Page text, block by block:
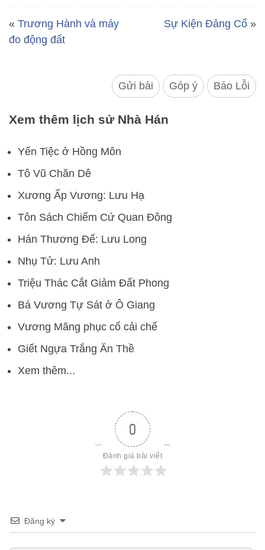
« Trương Hành và máy
đo động đất
Sự Kiện Đảng Cố »
Gửi bài Góp ý Báo Lỗi
Xem thêm lịch sử Nhà Hán
Yến Tiệc ở Hồng Môn
Tô Vũ Chăn Dê
Xương Ấp Vương: Lưu Hạ
Tôn Sách Chiếm Cứ Quan Đông
Hán Thương Đế: Lưu Long
Nhụ Tử: Lưu Anh
Triệu Thác Cắt Giảm Đất Phong
Bá Vương Tự Sát ở Ô Giang
Vương Mãng phục cổ cải chế
Giết Ngựa Trắng Ăn Thề
Xem thêm...
0
Đánh giá bài viết
Đăng ký